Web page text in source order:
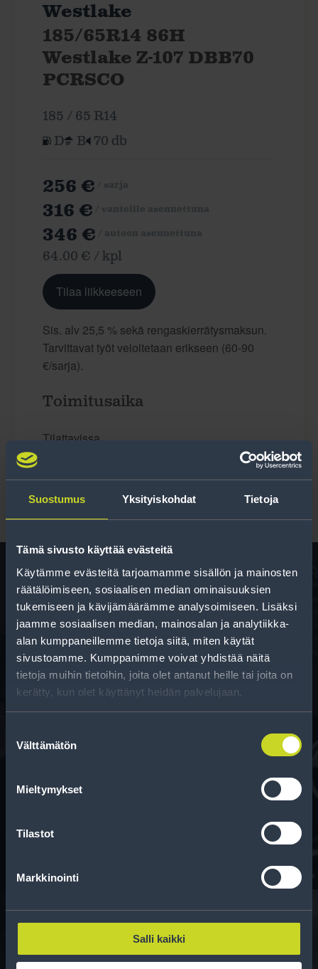
Suostumus Yksityiskohdat Tietoja
Tämä sivusto käyttää evästeitä
Käytämme evästeitä tarjoamamme sisällön ja mainosten
räätälöimiseen, sosiaalisen median ominaisuuksien
tukemiseen ja kävijämäärämme analysoimiseen. Lisäksi
jaamme sosiaalisen median, mainosalan ja analytiikka-
alan kumppaneillemme tietoja siitä, miten käytät
sivustoamme. Kumppanimme voivat yhdistää näitä
tietoja muihin tietoihin, joita olet antanut heille tai joita on
kerätty, kun olet käyttänyt heidän palvelujaan.
valinta
Välttämätön
Mieltymykset
Tilastot
Markkinointi
Salli kaikki
Westlake
185/65R14 86H
Westlake Z-107 DBB70
PCRSCO
185 / 65 R14
D
B 70 db
256 €
316 €
346 €
64.00 € / kpl
Tilaa liikkeeseen
Sis. alv 25,5 % sekä rengaskierrätysmaksun.
Tarvittavat työt veloitetaan erikseen (60-90
€/sarja).
Toimitusaika
Tilattavissa
Rengas­laskuri
Auttaa sinua valitsemaan oikean kokoisen renkaan,
kun vaihdat rengaskokoa.
Rengasinfo